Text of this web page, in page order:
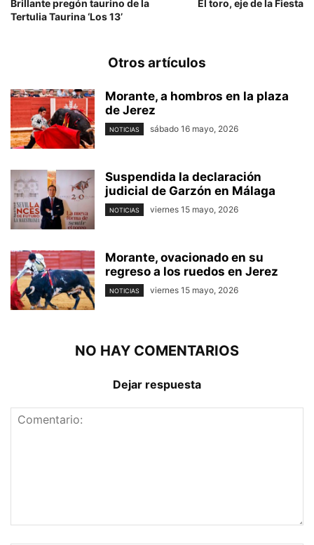
Brillante pregón taurino de la
Tertulia Taurina ‘Los 13’
El toro, eje de la Fiesta
Otros artículos
Morante, a hombros en la plaza
de Jerez
NOTICIAS sábado 16 mayo, 2026
Suspendida la declaración
judicial de Garzón en Málaga
NOTICIAS viernes 15 mayo, 2026
Morante, ovacionado en su
regreso a los ruedos en Jerez
NOTICIAS viernes 15 mayo, 2026
NO HAY COMENTARIOS
Dejar respuesta